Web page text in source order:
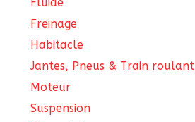
Freinage
Habitacle
Jantes, Pneus & Train roulant
Moteur
Suspension